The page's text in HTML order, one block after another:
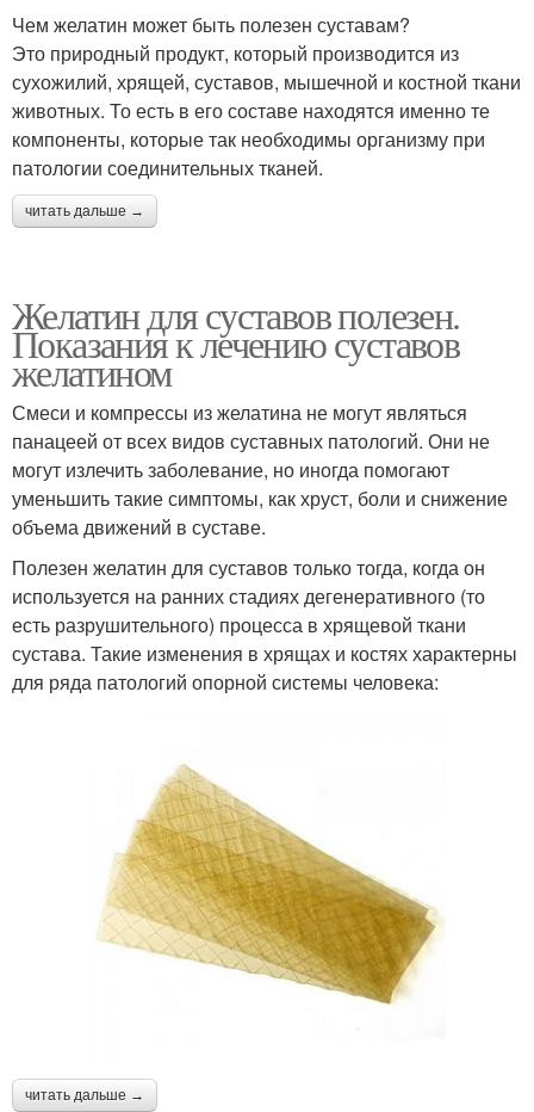
Чем желатин может быть полезен суставам?
Это природный продукт, который производится из
сухожилий, хрящей, суставов, мышечной и костной ткани
животных. То есть в его составе находятся именно те
компоненты, которые так необходимы организму при
патологии соединительных тканей.
читать дальше →
Желатин для суставов полезен.
Показания к лечению суставов
желатином
Смеси и компрессы из желатина не могут являться
панацеей от всех видов суставных патологий. Они не
могут излечить заболевание, но иногда помогают
уменьшить такие симптомы, как хруст, боли и снижение
объема движений в суставе.
Полезен желатин для суставов только тогда, когда он
используется на ранних стадиях дегенеративного (то
есть разрушительного) процесса в хрящевой ткани
сустава. Такие изменения в хрящах и костях характерны
для ряда патологий опорной системы человека:
читать дальше →